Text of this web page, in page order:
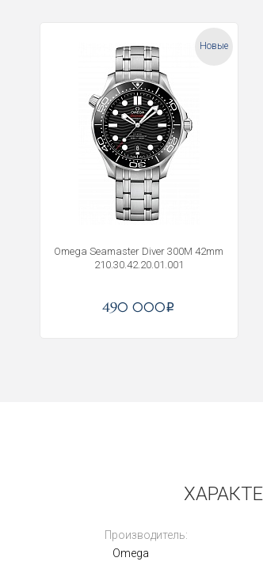
Новые
Omega Seamaster Diver 300M 42mm
210.30.42.20.01.001
490 000i
Производитель:
Omega